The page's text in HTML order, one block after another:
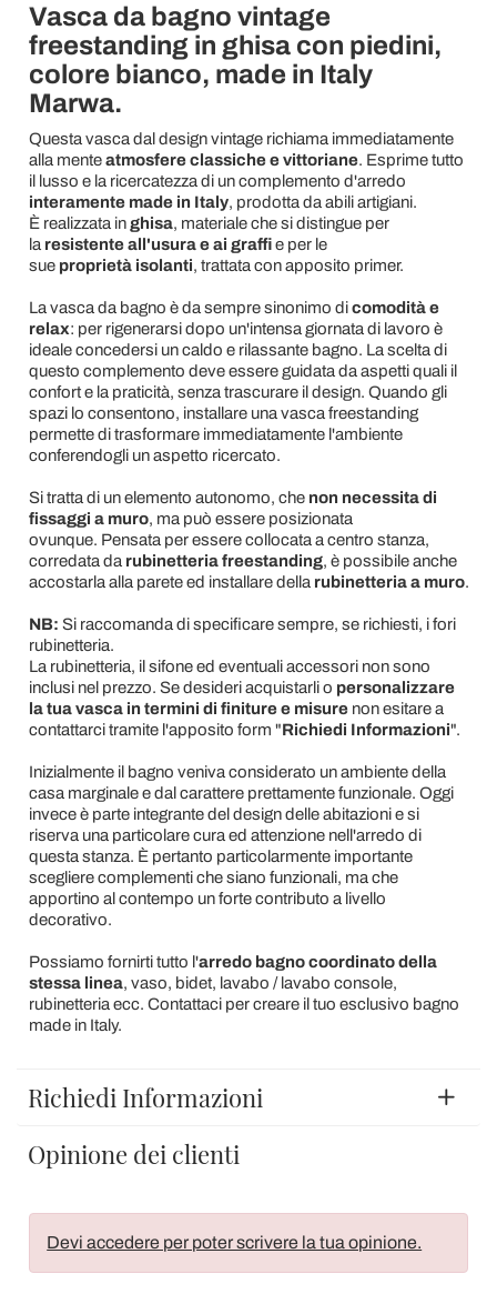
Vasca da bagno vintage
freestanding in ghisa con piedini,
colore bianco, made in Italy
Marwa.
Questa vasca dal design vintage richiama immediatamente
alla menteatmosfere classichee vittoriane. Esprime tutto
il lusso e la ricercatezza di un complemento d'arredo
interamente made in Italy, prodotta da abili artigiani.
È realizzata inghisa, materiale che si distingue per
la resistente all'usura e ai graffie per le
sue proprietà isolanti, trattata con apposito primer.
La vasca da bagno è da sempre sinonimo dicomodità e
relax: per rigenerarsi dopo un'intensa giornata di lavoro è
ideale concedersi un caldo e rilassante bagno. La scelta di
questo complemento deve essere guidata da aspetti quali il
confort e la praticità, senza trascurare il design. Quando gli
spazi lo consentono, installare una vasca freestanding
permette di trasformare immediatamente l'ambiente
conferendogli un aspetto ricercato.
Si tratta di un elemento autonomo, che non necessita di
fissaggi a muro, ma può essere posizionata
ovunque. Pensata per essere collocata a centro stanza,
corredata da rubinetteria freestanding, è possibile anche
accostarla alla parete ed installare della rubinetteria a muro.
NB: Si raccomanda di specificare sempre, se richiesti, i fori
rubinetteria.
La rubinetteria, il sifone ed eventuali accessori non sono
inclusi nel prezzo. Se desideri acquistarli o personalizzare
la tua vasca in termini di finiture e misurenon esitare a
contattarci tramite l'apposito form "Richiedi Informazioni".
Inizialmente il bagno veniva considerato un ambiente della
casa marginale e dal carattere prettamente funzionale. Oggi
invece è parte integrante del design delle abitazioni e si
riserva una particolare cura ed attenzione nell'arredo di
questa stanza. È pertanto particolarmente importante
scegliere complementi che siano funzionali, ma che
apportino al contempo un forte contributo a livello
decorativo.
Possiamo fornirti tutto l'arredo bagno coordinato della
stessa linea, vaso, bidet, lavabo / lavabo console,
rubinetteria ecc. Contattaci per creare il tuo esclusivo bagno
made in Italy.
Richiedi Informazioni
Opinione dei clienti
Devi accedere per poter scrivere la tua opinione.